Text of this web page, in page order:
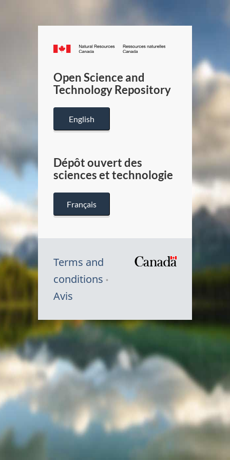
Canada.ca
/
Canada
Open Science and
Technology Repository
English
Dépôt ouvert des
sciences et technologie
Français
Terms and
conditions
Avis
Symbole
du